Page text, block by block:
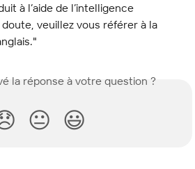
à l’aide de l’intelligence
veuillez vous référer à la
la réponse à votre question ?
😐 😃